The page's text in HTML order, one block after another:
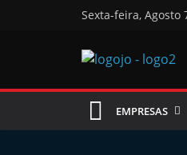
Sexta-feira, Agosto
Jornal
dasEMPRESAS